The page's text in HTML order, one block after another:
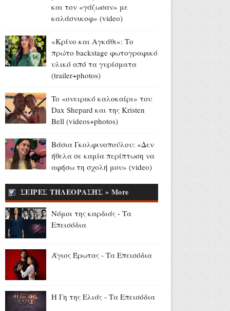
Europa League - Live στο
OΡΕΝ: ΠΑΟΚ - Άντερλεχτ
Αύγουστος 06, 2026
Ευρυδίκη Βαλαβάνη για
Γρηγόρη Μόργκαν:
κι αυτή... και τώρα είναι η
πραγματική μου ζωή» (photo)
Αύγουστος 06, 2026
Τα μεγάλα διλήμματα της
Ευρώπης: μετανάστευση,
Mercosur και στέγη (video)
81 χρόνια από τον ατομικό
όλεθρο σε Χιροσίμα και
Ναγκασάκι (videos)
Νόμοι της καρδιάς: Επεισόδια
23 - 24
13 και 15 Αυγούστου: Η ΕΡΤ
και τον «γάζωσαν» με
καλάσνικοφ» (video)
«Κρίνο και Αγκάθι»: Το
πρώτο backstage φωτογραφικό
υλικό από τα γυρίσματα
(trailer+photos)
To «ονειρικό καλοκαίρι» του
Dax Shepard και της Kristen
Bell (videos+photos)
Βάσια Γκολφινοπούλου: «Δεν
ήθελα σε καμία περίπτωση να
αφήσω τη σχολή μου» (video)
ΣΕΙΡΕΣ ΤΗΛΕΟΡΑΣΗΣ » More
Νόμοι της καρδιάς - Τα
Επεισόδια
Άγιος Έρωτας - Τα Επεισόδια
Η Γη της Ελιάς - Τα Επεισόδια